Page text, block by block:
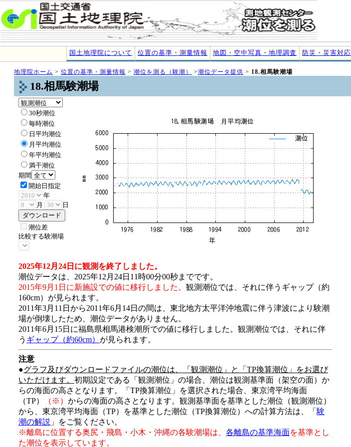
国土地理院について 位置の基準・測量情報 地図・空中写真・地理調査 防災・災害対応
地理院ホーム > 位置の基準・測量情報 > 潮位を測る（験潮） >潮位データ提供 > 18.相馬験潮場
18.相馬験潮場
30秒潮位
毎時潮位
日平均潮位
月平均潮位
年平均潮位
満干潮位
期間
開始日指定
年
月
日
潮位差
比較する験潮場
2025年12月24日に観測を終了しました。
潮位データは、2025年12月24日11時00分00秒までです。
2015年9月1日に新施設での値に移行しました。 観測潮位では、それに伴うギャップ（約
160cm）が見られます。
2011年3月11日から2011年6月14日の間は、東北地方太平洋沖地震に伴う津波により験潮
場が倒壊したため、潮位データがありません。
2011年6月15日に福島県相馬港検潮所での値に移行しました。観測潮位では、それに伴
う ギャップ（約60cm） が見られます。
注意
●グラフ及びダウンロードファイルの潮位は、「観測潮位」と「TP換算潮位」をお選び
いただけます。 初期設定である「観測潮位」の場合、潮位は観測基準面（架空の面）か
らの海面の高さとなります。「TP換算潮位」を選択された場合、東京湾平均海面
（TP）
（※） からの海面の高さとなります。観測基準面を基準とした潮位（観測潮位）
から、東京湾平均海面（TP）を基準とした潮位（TP換算潮位）への計算方法は、「 験
潮の解説 」をご覧ください。
※離島に位置する奥尻・飛島・小木・沖縄の各験潮場は、 各離島の基準海面を基準とし
た潮位を表示しています。